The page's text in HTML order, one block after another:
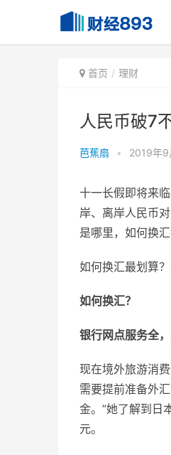
首页 理财
人民币破7
芭蕉扇 • 2019年
十一长假即将来
岸、离岸人民币
是哪里，如何换
如何换汇最划算
如何换汇？
银行网点服务全
现在境外旅游消
需要提前准备外
金。”她了解到日
元。